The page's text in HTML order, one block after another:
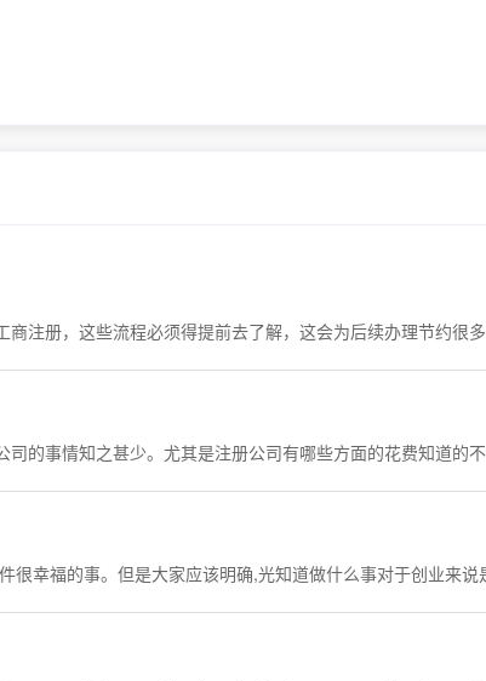
注册，这些流程必须得提前去了解，这会为后续办理节约很
的事情知之甚少。尤其是注册公司有哪些方面的花费知道的